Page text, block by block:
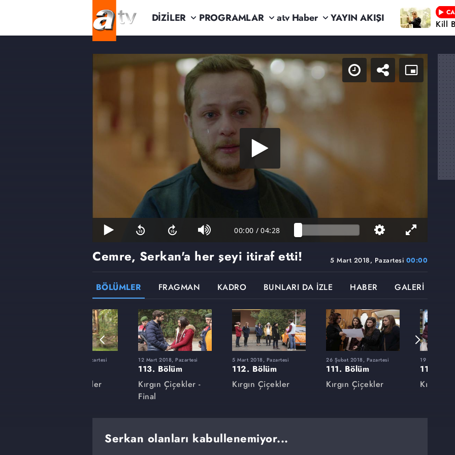
DİZİLER PROGRAMLAR atv Haber YAYIN AKIŞI Kill
00:00 / 04:28
5 Mart 2018, Pazartesi 00:00
Cemre, Serkan'a her şeyi itiraf etti!
BÖLÜMLER FRAGMAN KADRO BUNLARI DA İZLE HABER GALERİ
27 Kasım 2017, Pazartesi
Kırgın Çiçekler
12 Mart 2018, Pazartesi
113. Bölüm
Kırgın Çiçekler -
Final
5 Mart 2018, Pazartesi
112. Bölüm
Kırgın Çiçekler
26 Şubat 2018, Pazartesi
111. Bölüm
Kırgın Çiçekler
19 Şubat
110.
Kırgın
Serkan olanları kabullenemiyor...